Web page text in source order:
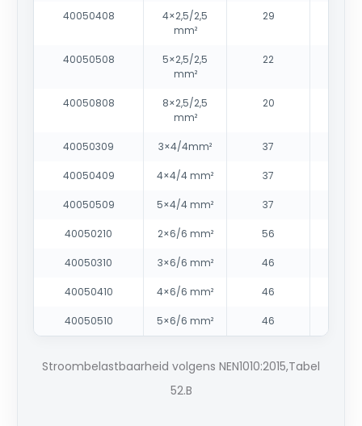
40050408
4×2,5/2,5
mm²
29
40050508
5×2,5/2,5
mm²
22
40050808
8×2,5/2,5
mm²
20
40050309 3×4/4mm² 37
40050409 4×4/4 mm² 37
40050509 5×4/4 mm² 37
40050210 2×6/6 mm² 56
40050310 3×6/6 mm² 46
40050410 4×6/6 mm² 46
40050510 5×6/6 mm² 46
Stroombelastbaarheid volgens NEN1010:2015,Tabel
52.B